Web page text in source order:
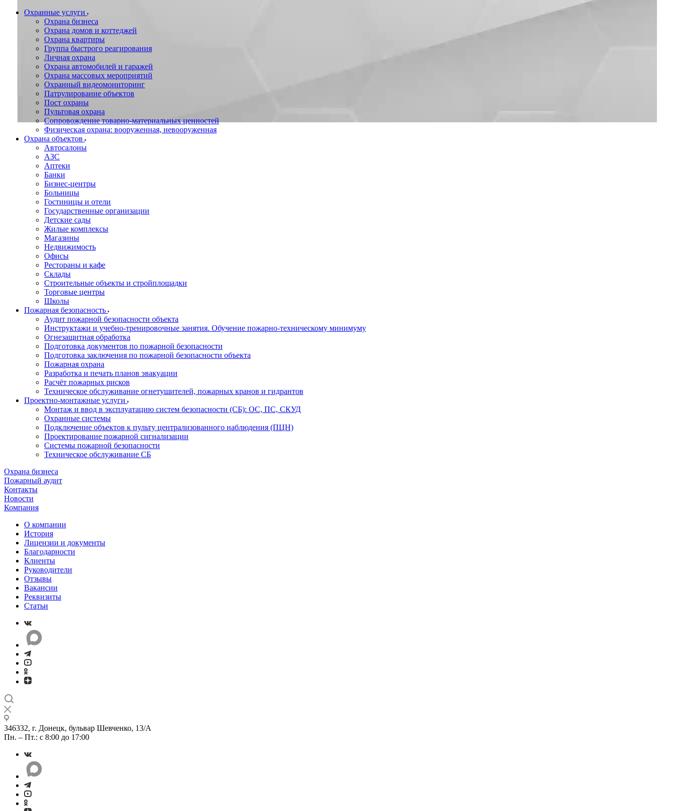
Охранные услуги
Охрана бизнеса
Охрана домов и коттеджей
Охрана квартиры
Группа быстрого реагирования
Личная охрана
Охрана автомобилей и гаражей
Охрана массовых мероприятий
Охранный видеомониторинг
Патрулирование объектов
Пост охраны
Пультовая охрана
Сопровождение товарно-материальных ценностей
Физическая охрана: вооруженная, невооруженная
Охрана объектов
Автосалоны
АЗС
Аптеки
Банки
Бизнес-центры
Больницы
Гостиницы и отели
Государственные организации
Детские сады
Жилые комплексы
Магазины
Недвижимость
Офисы
Рестораны и кафе
Склады
Строительные объекты и стройплощадки
Торговые центры
Школы
Пожарная безопасность
Аудит пожарной безопасности объекта
Инструктажи и учебно-тренировочные занятия. Обучение пожарно-техническому минимуму
Огнезащитная обработка
Подготовка документов по пожарной безопасности
Подготовка заключения по пожарной безопасности объекта
Пожарная охрана
Разработка и печать планов эвакуации
Расчёт пожарных рисков
Техническое обслуживание огнетушителей, пожарных кранов и гидрантов
Проектно-монтажные услуги
Монтаж и ввод в эксплуатацию систем безопасности (СБ): ОС, ПС, СКУД
Охранные системы
Подключение объектов к пульту централизованного наблюдения (ПЦН)
Проектирование пожарной сигнализации
Системы пожарной безопасности
Техническое обслуживание СБ
Охрана бизнеса
Пожарный аудит
Контакты
Новости
Компания
О компании
История
Лицензии и документы
Благодарности
Клиенты
Руководители
Отзывы
Вакансии
Реквизиты
Статьи
346332, г. Донецк, бульвар Шевченко, 13/А
Пн. – Пт.: с 8:00 до 17:00